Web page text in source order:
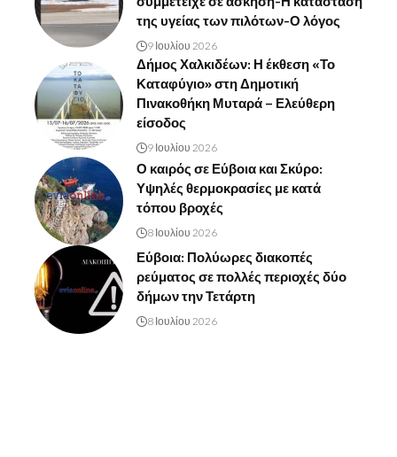
της υγείας των πιλότων-Ο λόγος
9 Ιουλίου 2026
Δήμος Χαλκιδέων: Η έκθεση «Το
Καταφύγιο» στη Δημοτική
Πινακοθήκη Μυταρά – Ελεύθερη
είσοδος
9 Ιουλίου 2026
Ο καιρός σε Εύβοια και Σκύρο:
Υψηλές θερμοκρασίες με κατά
τόπου βροχές
8 Ιουλίου 2026
Εύβοια: Πολύωρες διακοπές
ρεύματος σε πολλές περιοχές δύο
δήμων την Τετάρτη
8 Ιουλίου 2026